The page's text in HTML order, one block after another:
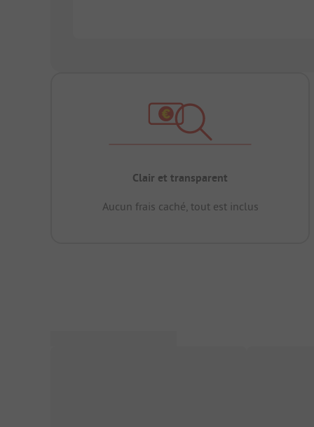
Clair et transparent
Aucun frais caché, tout est inclus